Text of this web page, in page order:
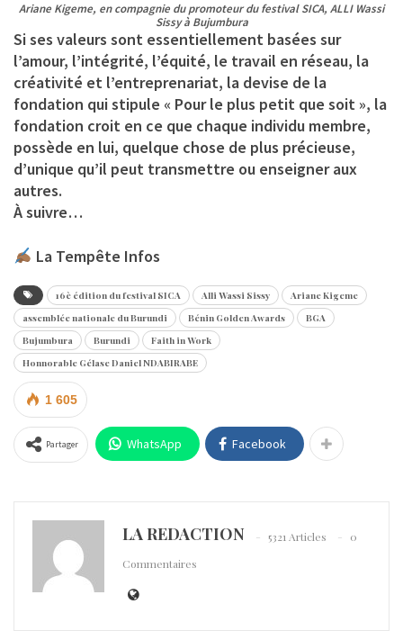
Ariane Kigeme, en compagnie du promoteur du festival SICA, ALLI Wassi
Sissy à Bujumbura
Si ses valeurs sont essentiellement basées sur
l’amour, l’intégrité, l’équité, le travail en réseau, la
créativité et l’entreprenariat, la devise de la
fondation qui stipule « Pour le plus petit que soit », la
fondation croit en ce que chaque individu membre,
possède en lui, quelque chose de plus précieuse,
d’unique qu’il peut transmettre ou enseigner aux
autres.
À suivre…
La Tempête Infos
16è édition du festival SICA Alli Wassi Sissy
Ariane Kigeme
assemblée nationale du Burundi
Bénin Golden Awards
BGA
Bujumbura
Burundi
Faith in Work
Honnorable Gélase Daniel NDABIRABE
1 605
Partager WhatsApp Facebook
LA REDACTION 5321 Articles
0
Commentaires